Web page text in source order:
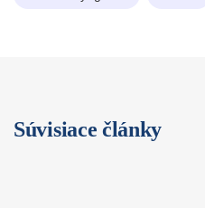
Súvisiace články